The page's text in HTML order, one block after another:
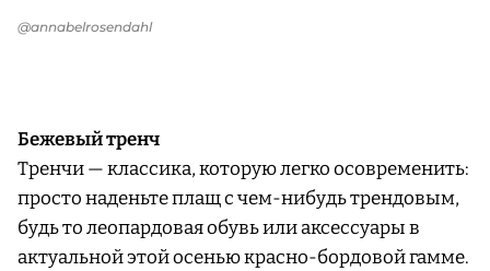
@annabelrosendahl
Бежевый тренч
Тренчи — классика, которую легко осовременить:
просто наденьте плащ с чем-нибудь трендовым,
будь то леопардовая обувь или аксессуары в
актуальной этой осенью красно-бордовой гамме.